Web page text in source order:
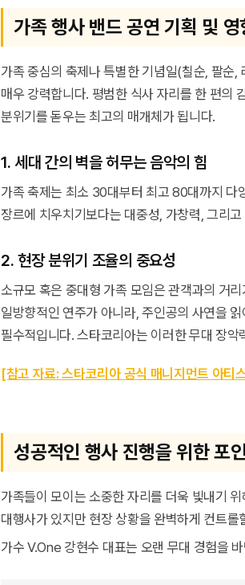
가족 행사 밴드 공연 기획 및 영
가족 중심의 축제나 특별한 기념일(칠순, 팔순
매우 강력합니다. 평범한 식사 자리를 한 편의
분위기를 돋우는 최고의 매개체가 됩니다.
1. 세대 간의 벽을 허무는 음악의 힘
가족 축제는 최소 30대부터 최고 80대까지 다
장르에 치우치기보다는 대중성, 가창력, 그리
2. 현장 분위기 조율의 중요성
소규모 혹은 중대형 가족 모임은 관객과의 거
일방향적인 연주가 아니라, 주인공의 사연을
필수적입니다. 스타코리아는 이러한 무대 장
[참고 자료: 스타코리아 공식 매니지먼트 아티
성공적인 행사 진행을 위한 포
가족들이 모이는 소중한 자리를 더욱 빛내기
대행사가 있지만 현장 상황을 완벽하게 컨트롤
가수 V.One 강현수 대표는 오랜 무대 경험을